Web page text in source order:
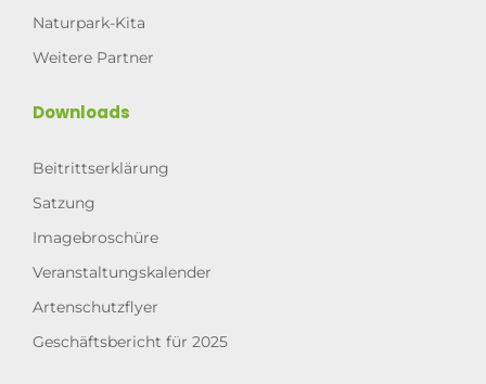
Naturpark-Kita
Weitere Partner
Downloads
Beitrittserklärung
Satzung
Imagebroschüre
Veranstaltungskalender
Artenschutzflyer
Geschäftsbericht für 2025